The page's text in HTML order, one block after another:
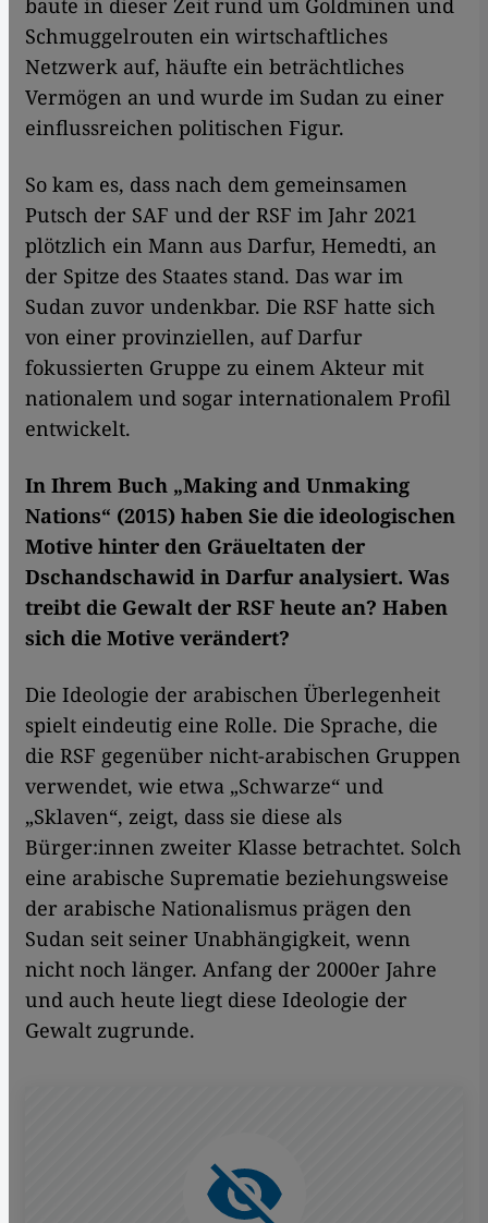
baute in dieser Zeit rund um Goldminen und
Schmuggelrouten ein wirtschaftliches
Netzwerk auf, häufte ein beträchtliches
Vermögen an und wurde im Sudan zu einer
einflussreichen politischen Figur.
So kam es, dass nach dem gemeinsamen
Putsch der SAF und der RSF im Jahr 2021
plötzlich ein Mann aus Darfur, Hemedti, an
der Spitze des Staates stand. Das war im
Sudan zuvor undenkbar. Die RSF hatte sich
von einer provinziellen, auf Darfur
fokussierten Gruppe zu einem Akteur mit
nationalem und sogar internationalem Profil
entwickelt.
In Ihrem Buch „Making and Unmaking
Nations“ (2015) haben Sie die ideologischen
Motive hinter den Gräueltaten der
Dschandschawid in Darfur analysiert. Was
treibt die Gewalt der RSF heute an? Haben
sich die Motive verändert?
Die Ideologie der arabischen Überlegenheit
spielt eindeutig eine Rolle. Die Sprache, die
die RSF gegenüber nicht-arabischen Gruppen
verwendet, wie etwa „Schwarze“ und
„Sklaven“, zeigt, dass sie diese als
Bürger:innen zweiter Klasse betrachtet. Solch
eine arabische Suprematie beziehungsweise
der arabische Nationalismus prägen den
Sudan seit seiner Unabhängigkeit, wenn
nicht noch länger. Anfang der 2000er Jahre
und auch heute liegt diese Ideologie der
Gewalt zugrunde.